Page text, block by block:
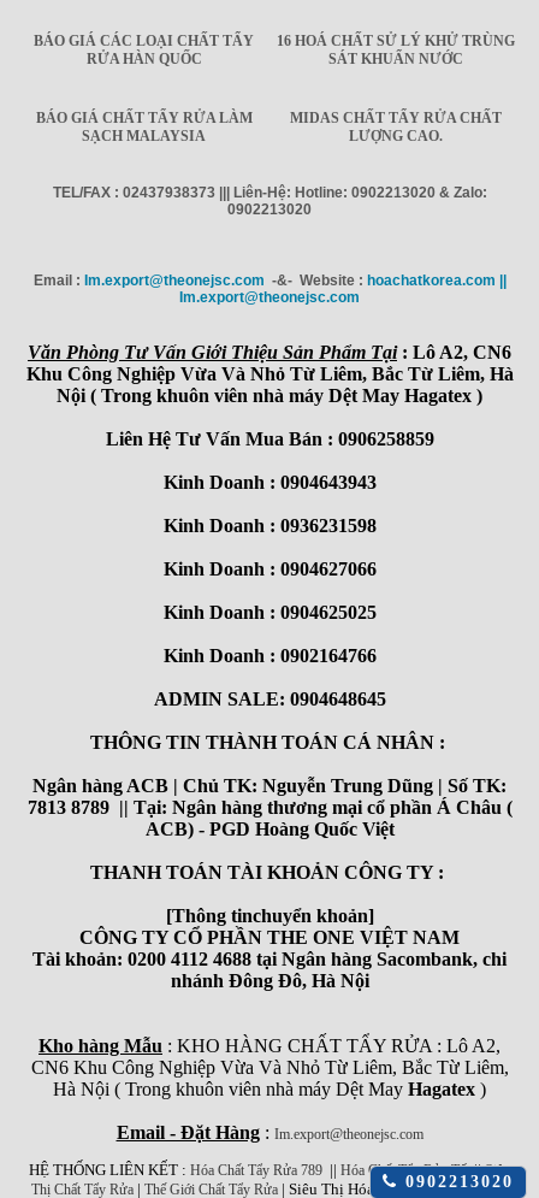
BÁO GIÁ CÁC LOẠI CHẤT TẨY
RỬA HÀN QUỐC
16 HOÁ CHẤT SỬ LÝ KHỬ TRÙNG
SÁT KHUẨN NƯỚC
BÁO GIÁ CHẤT TẨY RỬA LÀM
SẠCH MALAYSIA
MIDAS CHẤT TẨY RỬA CHẤT
LƯỢNG CAO.
TEL/FAX : 02437938373 ||| Liên-Hệ: Hotline: 0902213020 & Zalo:
0902213020
Email : Im.export@theonejsc.com -&- Website : hoachatkorea.com ||
Im.export@theonejsc.com
Click
0902213020
Văn Phòng Tư Vấn Giới Thiệu Sản Phẩm Tại: Lô A2, CN6
Khu Công Nghiệp Vừa Và Nhỏ Từ Liêm, Bắc Từ Liêm, Hà
Nội ( Trong khuôn viên nhà máy Dệt May Hagatex )
Liên Hệ Tư Vấn Mua Bán : 0906258859
Kinh Doanh : 0904643943
Kinh Doanh : 0936231598
Kinh Doanh : 0904627066
Kinh Doanh : 0904625025
Kinh Doanh : 0902164766
ADMIN SALE: 0904648645
THÔNG TIN THÀNH TOÁN CÁ NHÂN :
Ngân hàng ACB | Chủ TK: Nguyễn Trung Dũng | Số TK:
7813 8789 || Tại: Ngân hàng thương mại cổ phần Á Châu (
ACB) - PGD Hoàng Quốc Việt
THANH TOÁN TÀI KHOẢN CÔNG TY :
[Thông tinchuyển khoản]
CÔNG TY CỔ PHẦN THE ONE VIỆT NAM
Tài khoản: 0200 4112 4688 tại Ngân hàng Sacombank, chi
nhánh Đông Đô, Hà Nội
Kho hàng Mẫu : KHO HÀNG CHẤT TẨY RỬA : Lô A2,
CN6 Khu Công Nghiệp Vừa Và Nhỏ Từ Liêm, Bắc Từ Liêm,
Hà Nội ( Trong khuôn viên nhà máy Dệt May Hagatex )
Email - Đặt Hàng: Im.export@theonejsc.com
HỆ THỐNG LIÊN KẾT : Hóa Chất Tẩy Rửa 789 || Hóa Chất Tẩy Rửa Tốt||Siêu
Thị Chất Tẩy Rửa | Thế Giới Chất Tẩy Rửa | Siêu Thị Hóa Chất Công Nghiệp